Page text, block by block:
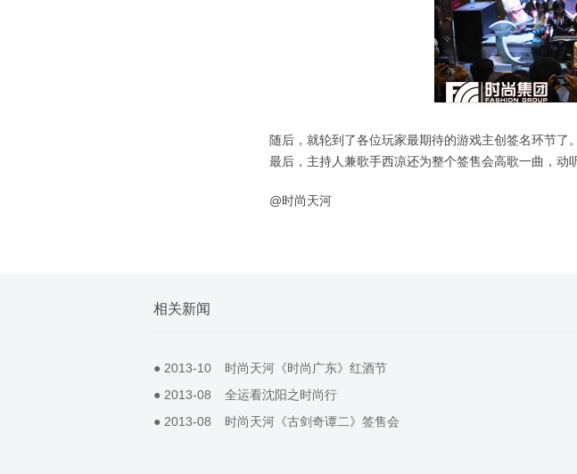
随后，就轮到了各位玩家最期待的游戏主创签名环节
最后，主持人兼歌手西凉还为整个签售会高歌一曲，动
@时尚天河
相关新闻
● 2013-10 时尚天河《时尚广东》红酒节
● 2013-08 全运看沈阳之时尚行
● 2013-08 时尚天河《古剑奇谭二》签售会